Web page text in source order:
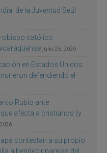
de la Juventud Seúl
obispo católico
julio 25, 2026
en Estados Unidos
defendiendo el
Rubio ante
afecta a cristianos (y
contestan a su propio
a bendecir parejas del